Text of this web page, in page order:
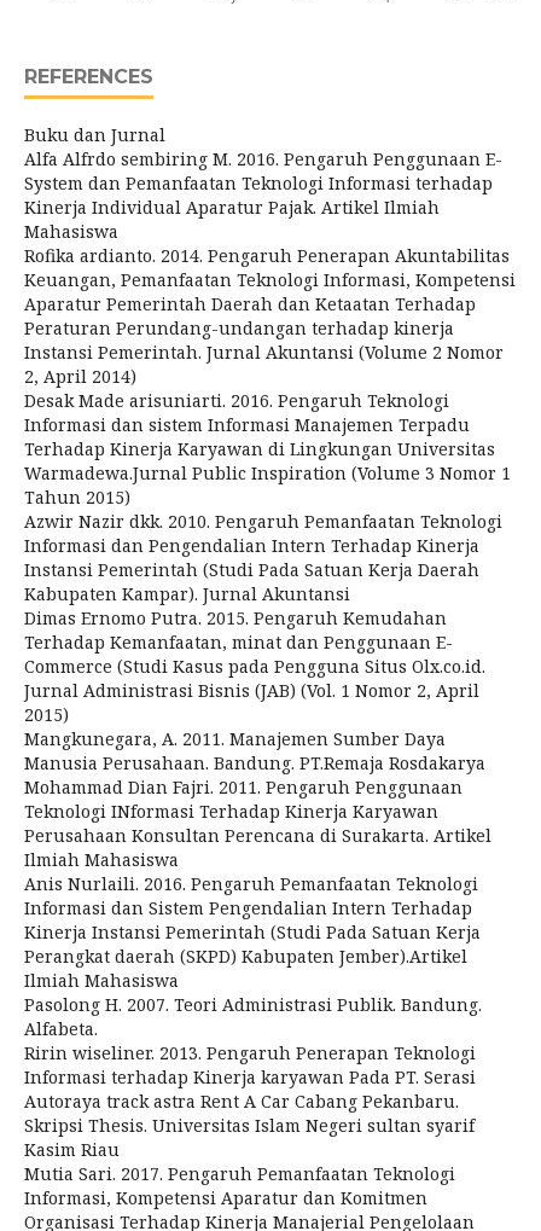
REFERENCES
Buku dan Jurnal
Alfa Alfrdo sembiring M. 2016. Pengaruh Penggunaan E-
System dan Pemanfaatan Teknologi Informasi terhadap
Kinerja Individual Aparatur Pajak. Artikel Ilmiah
Mahasiswa
Rofika ardianto. 2014. Pengaruh Penerapan Akuntabilitas
Keuangan, Pemanfaatan Teknologi Informasi, Kompetensi
Aparatur Pemerintah Daerah dan Ketaatan Terhadap
Peraturan Perundang-undangan terhadap kinerja
Instansi Pemerintah. Jurnal Akuntansi (Volume 2 Nomor
2, April 2014)
Desak Made arisuniarti. 2016. Pengaruh Teknologi
Informasi dan sistem Informasi Manajemen Terpadu
Terhadap Kinerja Karyawan di Lingkungan Universitas
Warmadewa.Jurnal Public Inspiration (Volume 3 Nomor 1
Tahun 2015)
Azwir Nazir dkk. 2010. Pengaruh Pemanfaatan Teknologi
Informasi dan Pengendalian Intern Terhadap Kinerja
Instansi Pemerintah (Studi Pada Satuan Kerja Daerah
Kabupaten Kampar). Jurnal Akuntansi
Dimas Ernomo Putra. 2015. Pengaruh Kemudahan
Terhadap Kemanfaatan, minat dan Penggunaan E-
Commerce (Studi Kasus pada Pengguna Situs Olx.co.id.
Jurnal Administrasi Bisnis (JAB) (Vol. 1 Nomor 2, April
2015)
Mangkunegara, A. 2011. Manajemen Sumber Daya
Manusia Perusahaan. Bandung. PT.Remaja Rosdakarya
Mohammad Dian Fajri. 2011. Pengaruh Penggunaan
Teknologi INformasi Terhadap Kinerja Karyawan
Perusahaan Konsultan Perencana di Surakarta. Artikel
Ilmiah Mahasiswa
Anis Nurlaili. 2016. Pengaruh Pemanfaatan Teknologi
Informasi dan Sistem Pengendalian Intern Terhadap
Kinerja Instansi Pemerintah (Studi Pada Satuan Kerja
Perangkat daerah (SKPD) Kabupaten Jember).Artikel
Ilmiah Mahasiswa
Pasolong H. 2007. Teori Administrasi Publik. Bandung.
Alfabeta.
Ririn wiseliner. 2013. Pengaruh Penerapan Teknologi
Informasi terhadap Kinerja karyawan Pada PT. Serasi
Autoraya track astra Rent A Car Cabang Pekanbaru.
Skripsi Thesis. Universitas Islam Negeri sultan syarif
Kasim Riau
Mutia Sari. 2017. Pengaruh Pemanfaatan Teknologi
Informasi, Kompetensi Aparatur dan Komitmen
Organisasi Terhadap Kinerja Manajerial Pengelolaan